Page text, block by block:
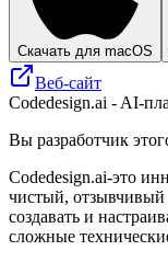
Скачать для macOS
Веб-сайт
Codedesign.ai - AI-
Вы разработчик
Codedesign.ai-это
чистый, отзывчивый
создавать и
сложные